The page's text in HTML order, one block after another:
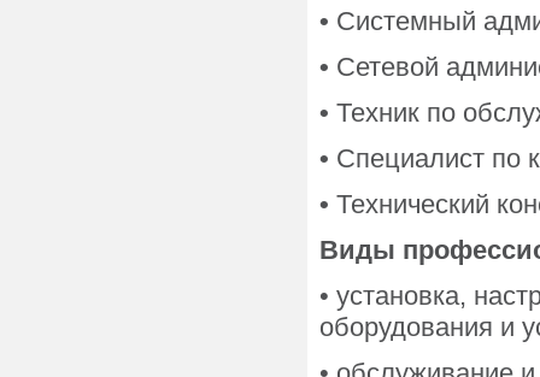
• Системный
• Сетевой
•Техник по
• Специалист по
•Технический
Виды
• установка,
оборудования и